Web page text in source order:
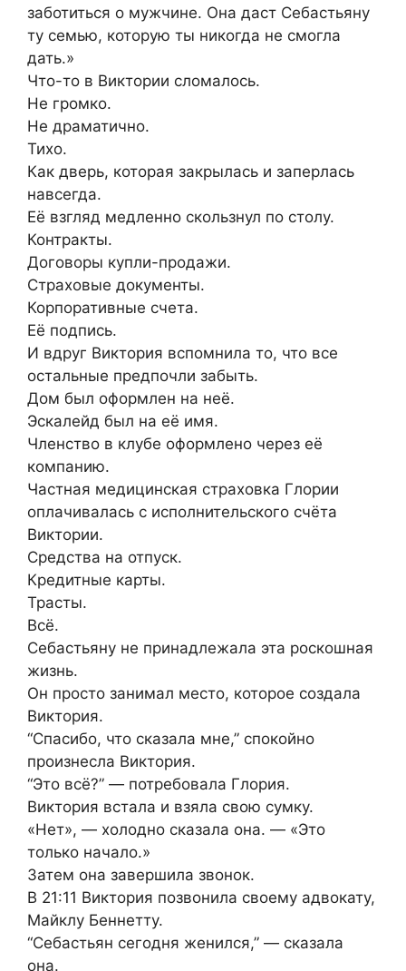
заботиться о мужчине. Она даст Себастьяну
ту семью, которую ты никогда не смогла
дать.»
Что-то в Виктории сломалось.
Не громко.
Не драматично.
Тихо.
Как дверь, которая закрылась и заперлась
навсегда.
Её взгляд медленно скользнул по столу.
Контракты.
Договоры купли-продажи.
Страховые документы.
Корпоративные счета.
Её подпись.
И вдруг Виктория вспомнила то, что все
остальные предпочли забыть.
Дом был оформлен на неё.
Эскалейд был на её имя.
Членство в клубе оформлено через её
компанию.
Частная медицинская страховка Глории
оплачивалась с исполнительского счёта
Виктории.
Средства на отпуск.
Кредитные карты.
Трасты.
Всё.
Себастьяну не принадлежала эта роскошная
жизнь.
Он просто занимал место, которое создала
Виктория.
“Спасибо, что сказала мне,” спокойно
произнесла Виктория.
“Это всё?” — потребовала Глория.
Виктория встала и взяла свою сумку.
«Нет», — холодно сказала она. — «Это
только начало.»
Затем она завершила звонок.
В 21:11 Виктория позвонила своему адвокату,
Майклу Беннетту.
“Себастьян сегодня женился,” — сказала
она.